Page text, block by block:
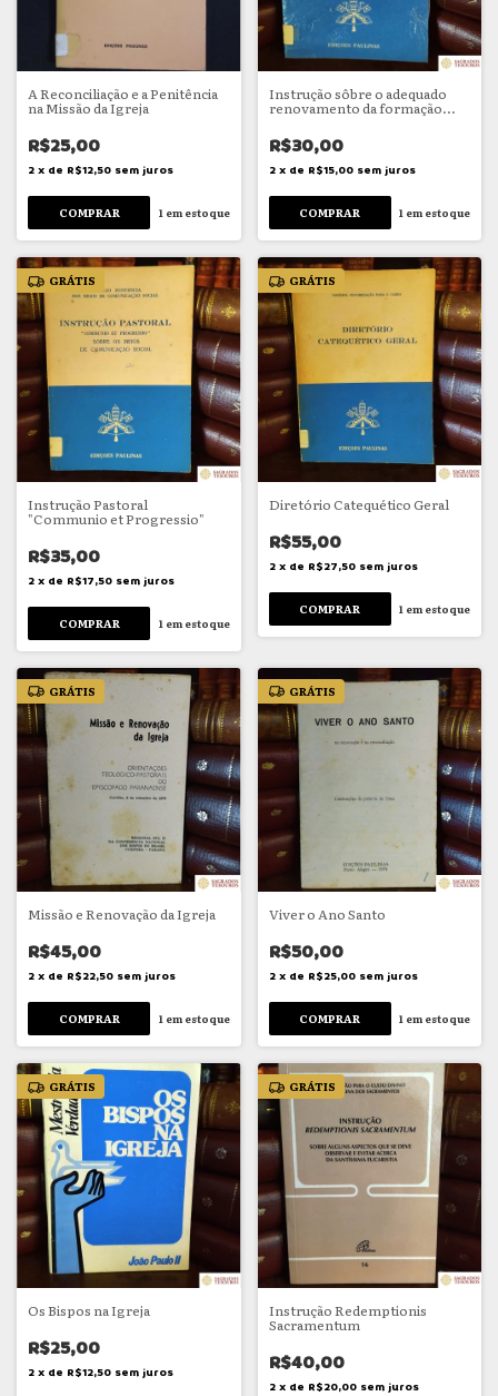
A Reconciliação e a Penitência
na Missão da Igreja
R$25,00
2 x de R$12,50 sem juros
1em estoque
Instrução sôbre o adequado
renovamento da formação
R$30,00
2 x de R$15,00 sem juros
1 em estoque
GRÁTIS
Instrução Pastoral
"Communio et Progressio"
R$35,00
2 x de R$17,50 sem juros
1 em estoque
GRÁTIS
Diretório Catequético Geral
R$55,00
2 x de R$27,50 sem juros
1 em estoque
GRÁTIS
Missão e Renovação da Igreja
R$45,00
2 x de R$22,50 sem juros
1em estoque
GRÁTIS
Viver o Ano Santo
R$50,00
2 x de R$25,00 sem juros
1 em estoque
GRÁTIS
Os Bispos na Igreja
R$25,00
2 x de R$12,50 sem juros
GRÁTIS
Instrução Redemptionis
Sacramentum
R$40,00
2 x de R$20,00 sem juros